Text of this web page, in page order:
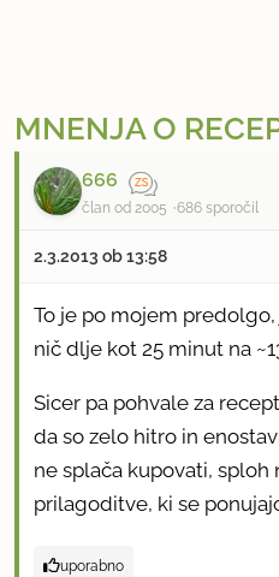
MNENJA O
666
član od 2005 686 sporočil
2.3.2013 ob 13:58
To je po mojem
nič dlje kot 25 minut na
Sicer pa pohvale za
da so zelo hitro in
ne splača kupovati, sploh
prilagoditve, ki se
uporabno